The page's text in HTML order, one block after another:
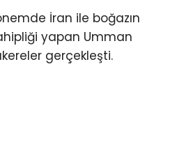
İran ile boğazın
yapan Umman
gerçekleşti.